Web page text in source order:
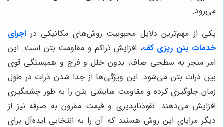
می‌رود.
یکی از مهم‌ترین دلایل محبوبیت روش‌های مکانیکی در اجرای
خدمات بتن ریزی کف، افزایش تراکم و مقاومت بتن است. این
امر منجر به سطحی صاف، بدون خلل و فرج و همبستگی قوی
بین ذرات بتن می‌شود. این ویژگی‌ها از جدا شدن ذرات در طول
زمان جلوگیری کرده و مقاومت سایشی بتن را به طور چشمگیری
افزایش می‌دهند. نفوذناپذیری و قیمت مقرون به صرفه نیز از
دیگر مزایای این روش هستند که آن را به انتخابی ایده‌آل برای